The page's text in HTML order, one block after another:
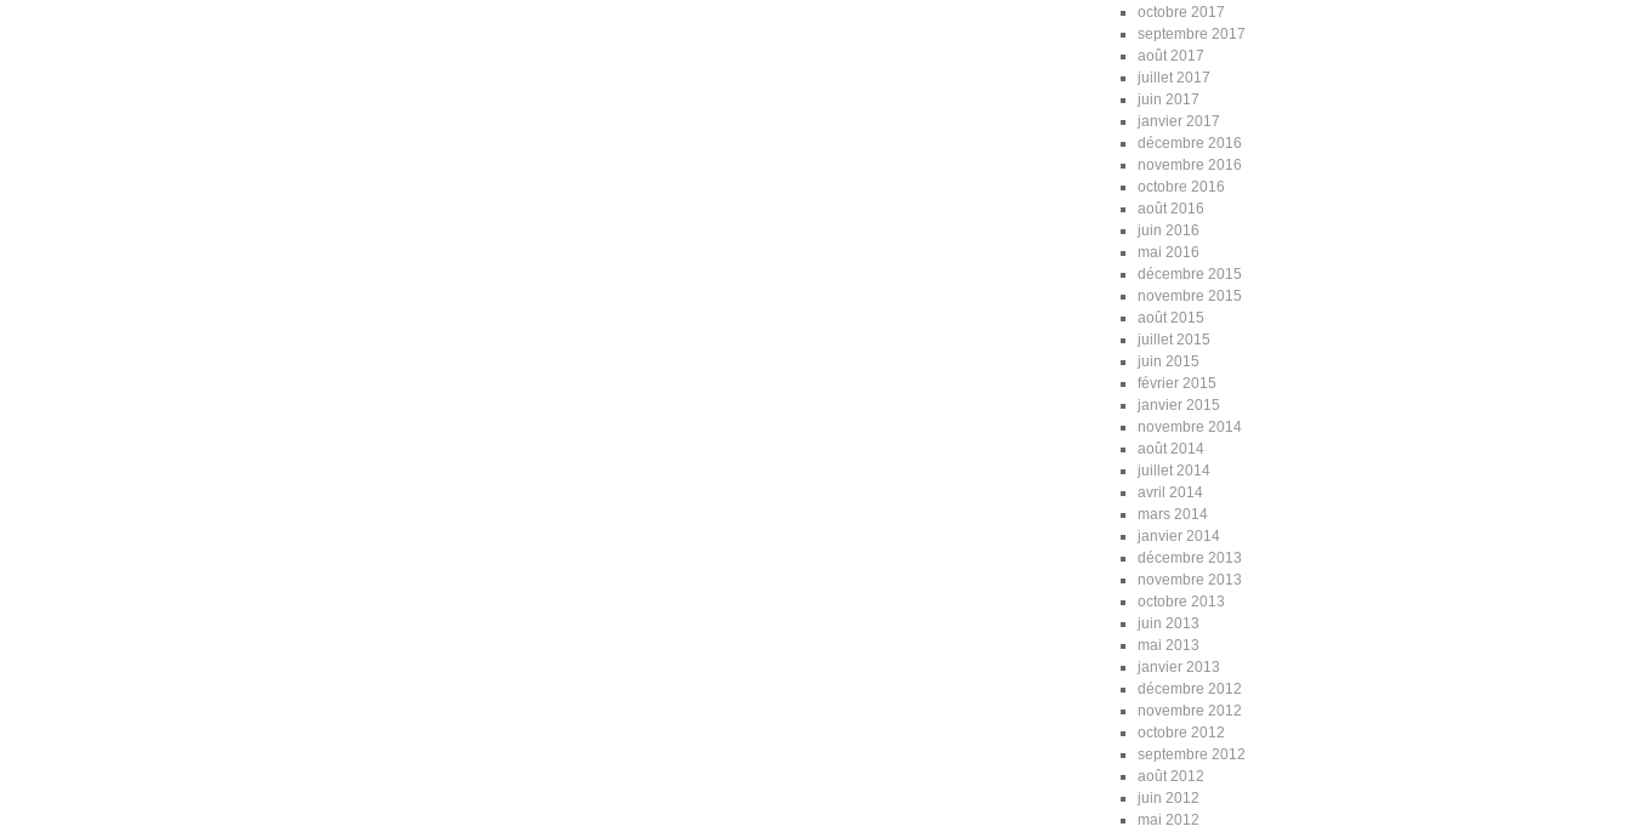
octobre 2017
septembre 2017
août 2017
juillet 2017
juin 2017
janvier 2017
décembre 2016
novembre 2016
octobre 2016
août 2016
juin 2016
mai 2016
décembre 2015
novembre 2015
août 2015
juillet 2015
juin 2015
février 2015
janvier 2015
novembre 2014
août 2014
juillet 2014
avril 2014
mars 2014
janvier 2014
décembre 2013
novembre 2013
octobre 2013
juin 2013
mai 2013
janvier 2013
décembre 2012
novembre 2012
octobre 2012
septembre 2012
août 2012
juin 2012
mai 2012